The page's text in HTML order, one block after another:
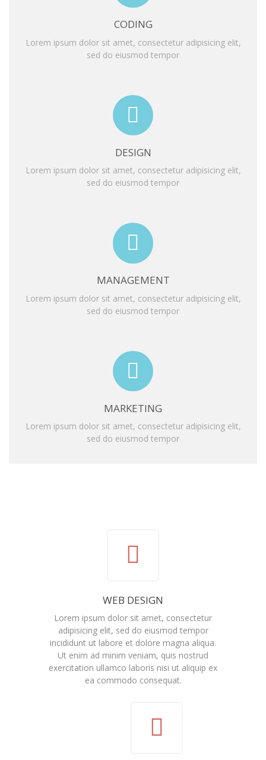
CODING
Lorem ipsum dolor sit amet, consectetur adipisicing elit,
sed do eiusmod tempor
DESIGN
Lorem ipsum dolor sit amet, consectetur adipisicing elit,
sed do eiusmod tempor
MANAGEMENT
Lorem ipsum dolor sit amet, consectetur adipisicing elit,
sed do eiusmod tempor
MARKETING
Lorem ipsum dolor sit amet, consectetur adipisicing elit,
sed do eiusmod tempor
WEB DESIGN
Lorem ipsum dolor sit amet, consectetur
adipisicing elit, sed do eiusmod tempor
incididunt ut labore et dolore magna aliqua.
Ut enim ad minim veniam, quis nostrud
exercitation ullamco laboris nisi ut aliquip ex
ea commodo consequat.